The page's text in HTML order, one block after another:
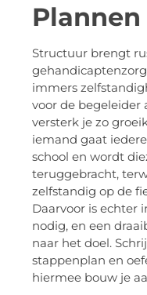
Structuur brengt
immers
voor de begeleider
versterk je zo
iemand gaat
school en wordt
teruggebracht,
zelfstandig op de
Daarvoor is echter
nodig, en een
naar het doel.
stappenplan en
hiermee bouw je